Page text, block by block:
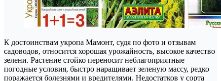
К достоинствам укропа Мамонт, судя по фото и отзывам
садоводов, относится хорошая урожайность, высокое качество
зелени. Растение стойко переносит неблагоприятные
погодные условия, быстро наращивает зеленую массу, редко
поражается болезнями и вредителями. Недостатков у сорта